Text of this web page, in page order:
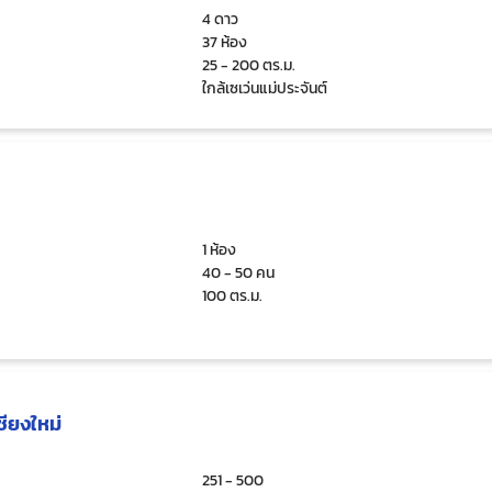
4 ดาว
37 ห้อง
25 - 200 ตร.ม.
ใกล้เซเว่นแม่ประจันต์
1 ห้อง
40 - 50 คน
100 ตร.ม.
ยงใหม่
251 - 500